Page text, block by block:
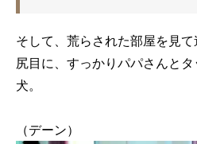
そして、荒らされた部屋を見
尻目に、すっかりパパさんと
犬。
（デーン）